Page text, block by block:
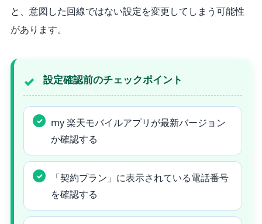
と、意図した回線ではない設定を変更してしまう可能性
があります。
設定確認前のチェックポイント
my 楽天モバイルアプリが最新バージョン
か確認する
「契約プラン」に表示されている電話番号
を確認する